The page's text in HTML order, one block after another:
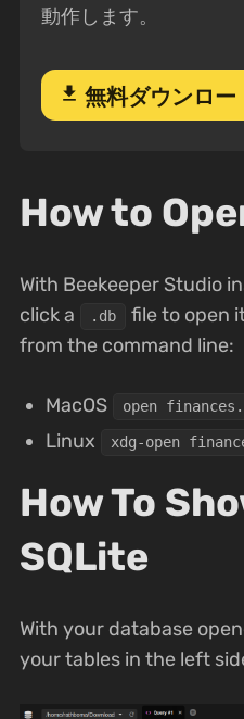
動作します。
download 無料ダウンロー
How to
With Beekeeper Studio
click a
.db
file to open
from the command line:
MacOS open
Linux xdg-open
How To
SQLite
With your database
your tables in the left